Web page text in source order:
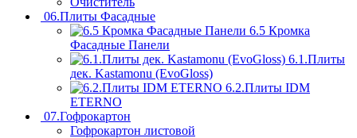
06.Плиты Фасадные
6.5 Кромка
Фасадные Панели
6.1.Плиты
дек. Kastamonu (EvoGloss)
6.2.Плиты IDM
ETERNO
07.Гофрокартон
Гофрокартон листовой